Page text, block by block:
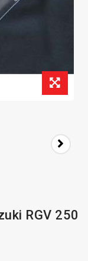
RGV 250